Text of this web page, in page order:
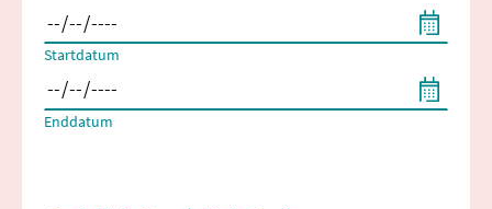
Startdatum
Enddatum